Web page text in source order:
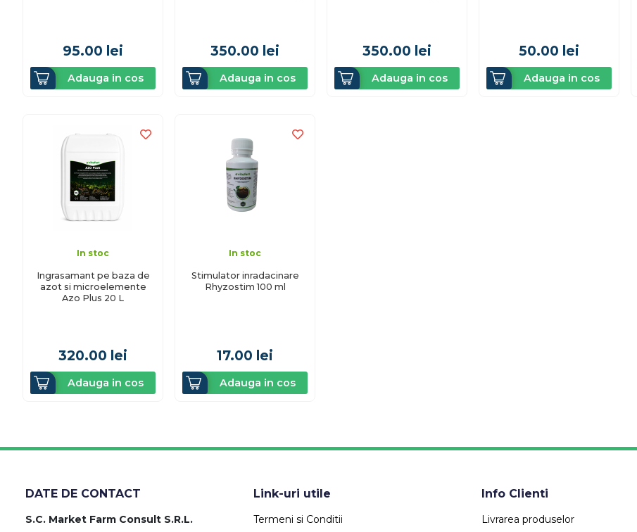
95.00 lei
Adauga in cos
350.00 lei
Adauga in cos
350.00 lei
Adauga in cos
50.00 lei
Adauga in cos
In stoc
Ingrasamant pe baza de
azot si microelemente
Azo Plus 20 L
320.00 lei
Adauga in cos
In stoc
Stimulator inradacinare
Rhyzostim 100 ml
17.00 lei
Adauga in cos
DATE DE CONTACT
S.C. Market Farm Consult S.R.L.
Link-uri utile
Termeni si Conditii
Info Clienti
Livrarea produselor